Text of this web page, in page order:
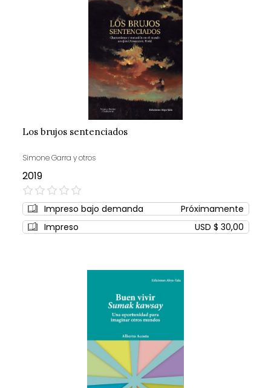
Los brujos sentenciados
Simone Garra y otros
2019
0%
Impreso bajo demanda
Próximamente
Impreso
USD $ 30,00